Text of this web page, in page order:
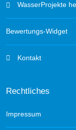
WasserProjekte
Bewertungs-Widget
Kontakt
Rechtliches
Impressum